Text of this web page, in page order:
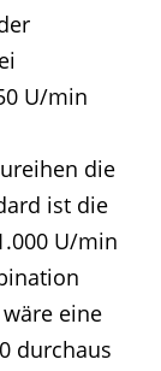
U/min
die
ist die
U/min
eine
durchaus